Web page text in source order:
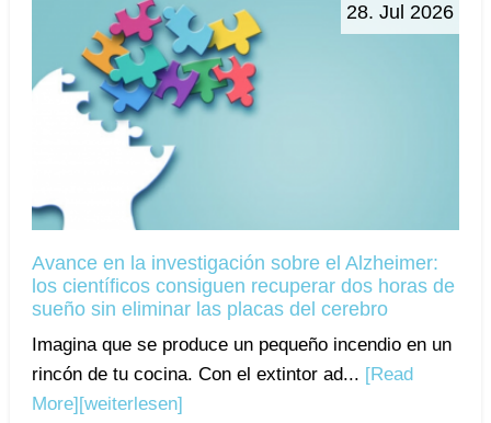
28. Jul 2026
Avance en la investigación sobre el Alzheimer:
los científicos consiguen recuperar dos horas de
sueño sin eliminar las placas del cerebro
Imagina que se produce un pequeño incendio en un
rincón de tu cocina. Con el extintor ad... [Read
More] [weiterlesen]